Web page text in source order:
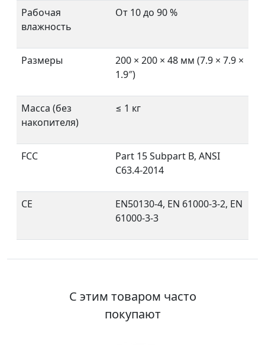
Рабочая
влажность
От 10 до 90 %
Размеры
200 × 200 × 48 мм (7.9 × 7.9 ×
1.9″)
Масса (без
накопителя)
≤ 1 кг
FCC
Part 15 Subpart B, ANSI
C63.4-2014
CE
EN50130-4, EN 61000-3-2, EN
61000-3-3
С этим товаром часто
покупают